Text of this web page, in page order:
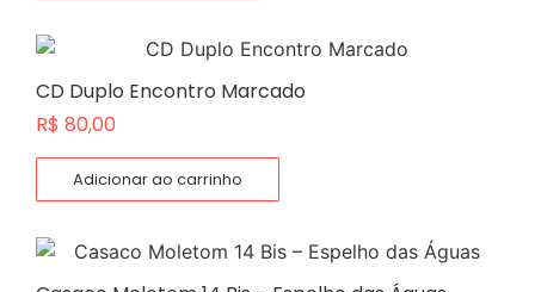
CD Duplo Encontro Marcado
R$ 80,00
Adicionar ao carrinho